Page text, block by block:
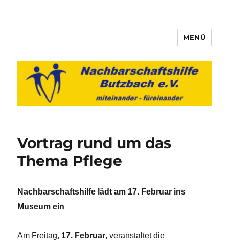
Nachbarschaftshilfe Butzbach
e.V.
MENÜ
Vortrag rund um das
Thema Pflege
Nachbarschaftshilfe lädt am 17. Februar ins
Museum ein
Am Freitag, 17. Februar, veranstaltet die